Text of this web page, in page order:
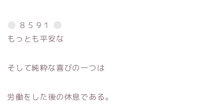
８５９１
もっとも平安な
そして純粋な喜びの一つは
労働をした後の休息である。